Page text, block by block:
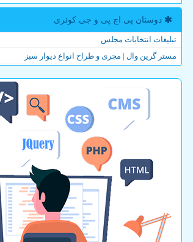
دوستان پی اچ پی و جی كوئری
تبلیغات انتخابات مجلس
مستر گرین وال | مجری و طراح انواع دیوار سبز